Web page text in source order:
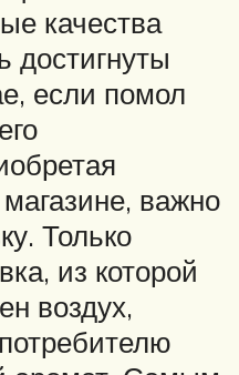
качества
достигнуты
если помол
важно
Только
из которой
воздух,